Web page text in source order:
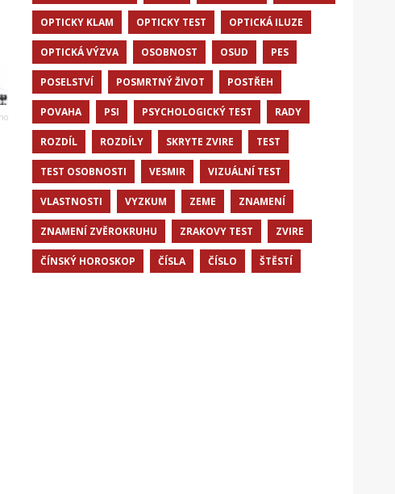
OPTICKY KLAM OPTICKY TEST OPTICKÁ ILUZE
OPTICKÁ VÝZVA OSOBNOST OSUD PES
POSELSTVÍ POSMRTNÝ ŽIVOT POSTŘEH
POVAHA PSI PSYCHOLOGICKÝ TEST RADY
ROZDÍL ROZDÍLY SKRYTE ZVIRE TEST
TEST OSOBNOSTI VESMIR VIZUÁLNÍ TEST
VLASTNOSTI VYZKUM ZEME ZNAMENÍ
ZNAMENÍ ZVĚROKRUHU ZRAKOVY TEST ZVIRE
ČÍNSKÝ HOROSKOP ČÍSLA ČÍSLO ŠTĚSTÍ